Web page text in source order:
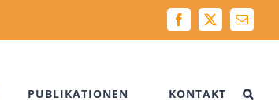
Facebook
X Email
PUBLIKATIONEN KONTAKT